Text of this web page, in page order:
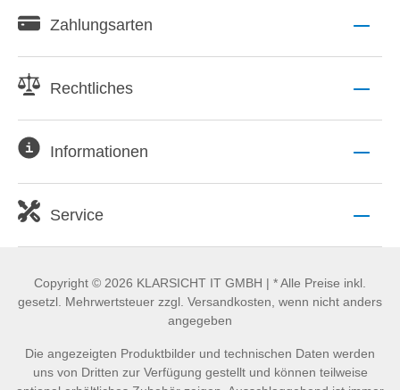
Zahlungsarten
Rechtliches
Informationen
Service
Copyright © 2026 KLARSICHT IT GMBH | * Alle Preise inkl.
gesetzl. Mehrwertsteuer zzgl. Versandkosten, wenn nicht anders
angegeben
Die angezeigten Produktbilder und technischen Daten werden
uns von Dritten zur Verfügung gestellt und können teilweise